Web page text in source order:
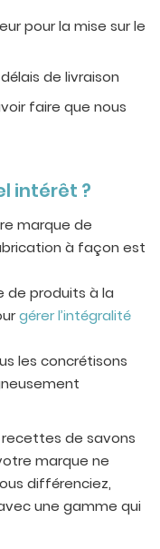
pour la mise sur le
de livraison
faire que nous
intérêt ?
marque de
à façon est
de produits à la
gérer l’intégralité
les concrétisons
recettes de savons
marque ne
différenciez,
une gamme qui